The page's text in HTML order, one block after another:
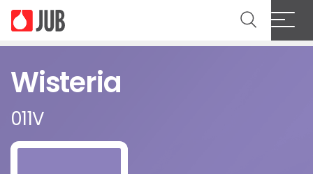
Wisteria
011V